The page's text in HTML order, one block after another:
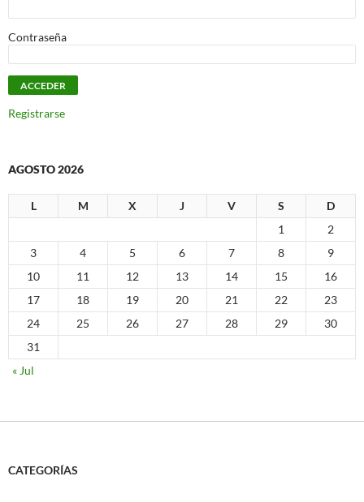
Contraseña
Registrarse
AGOSTO 2026
L M X J V S
D
1
2
3
4 5 6 7 8
9
10
11 12 13 14 15
16
17
18 19 20 21 22
23
24
25 26 27 28 29
30
31
« Jul
CATEGORÍAS